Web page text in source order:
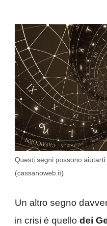
Questi segni possono
(cassanoweb.it)
Un altro segno
in crisi è quello dei